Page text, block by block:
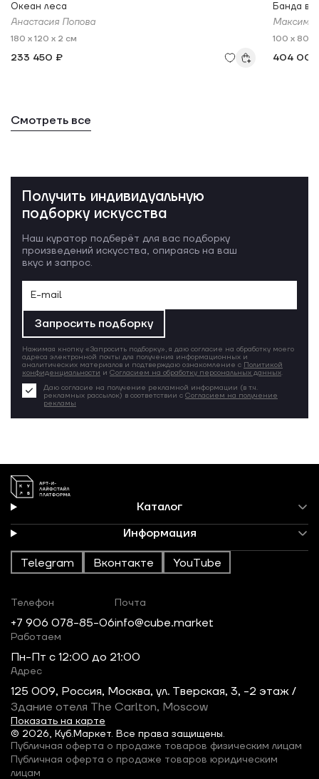
Океан леса
Анастасия Попова
180 x 120 x 2 см
233 450 ₽
Банда в
Максим
100 x 80 x
404
Смотреть все
Получить индивидуальную
подборку искусства
Наш куратор подберёт для вас подборку
произведений искусства, опираясь на ваш
вкус и запрос.
Запросить подборку
Нажимая кнопку «Запросить подборку», я даю согласие на обработку моего
адреса электронной почты для получения информационных и
аналитических материалов и подтверждаю ознакомление с Политикой
конфиденциальности и Согласием на обработку персональных данных.
Даю согласие на получение рекламной информации (в т.ч.
рекламных рассылок) в соответствии с Согласием на получение
рекламы
Каталог
Информация
Telegram Вконтакте YouTube
© 2026, Куб.Маркет. Все права защищены.
Телефон
+7 906 078-85-06
Почта
info@cube.market
Работаем
Пн-Пт c 12:00 до 21:00
Адрес
125 009, Россия, Москва, ул. Тверская, 3, -2 этаж /
Здание отеля The Carlton, Moscow
Показать на карте
Публичная оферта о продаже товаров физическим лицам
Публичная оферта о продаже товаров юридическим
лицам